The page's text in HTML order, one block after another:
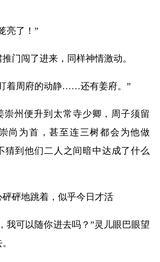
亮了！”
门闯了进来，同样神情激动。
着周府的动静……还有姜府。”
崇州便升到太常寺少卿，周子须留
尚为首，甚至连三树都会为他做
猜到他们二人之间暗中达成了什么
砰地跳着，似乎今日才活
我可以随你进去吗？”灵儿眼巴眼望